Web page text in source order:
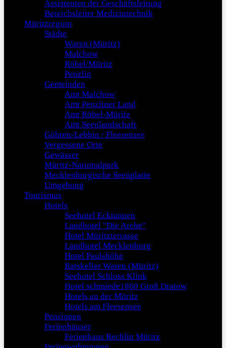
Assistenten der Geschäftsleitung
Bereichsleiter Medizintechnik
Müritzregion
Städte
Waren (Müritz)
Malchow
Röbel/Müritz
Penzlin
Gemeinden
Amt Malchow
Amt Penzliner Land
Amt Röbel-Müritz
Amt Seenlandschaft
Göhren-Lebbin / Fleesensee
Vergessene Orte
Gewässer
Müritz-Nationalpark
Mecklenburgische Seenplatte
Umgebung
Tourismus
Hotels
Seehotel Ecktannen
Landhotel "Die Arche"
Hotel Müritzterrasse
Landhotel Mecklenburg
Hotel Paulshöhe
Ratskeller Waren (Müritz)
Seehotel Schloss Klink
Hotel schmiede1860 Groß Dratow
Hotels an der Müritz
Hotels am Fleesensee
Pensionen
Ferienhäuser
Ferienhaus Rechlin Müritz